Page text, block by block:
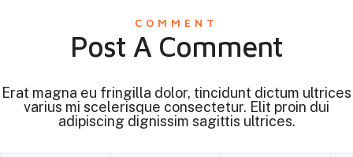
COMMENT
Post A Comment
Erat magna eu fringilla dolor, tincidunt dictum ultrices
varius mi scelerisque consectetur. Elit proin dui
adipiscing dignissim sagittis ultrices.